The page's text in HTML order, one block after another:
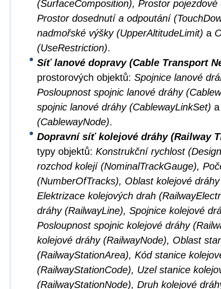
(SurfaceComposition), Prostor
Prostor dosednutí a odpoutání
nadmořské výšky (UpperAltitudeLimit) a
(UseRestriction).
Síť lanové dopravy (Cable Transport
prostorových objektů: Spojnice lanové
Posloupnost spojnic lanové dráhy
spojnic lanové dráhy (CablewayLinkSet)
(CablewayNode).
Dopravní síť kolejové dráhy (Railway
typy objektů: Konstrukční rychlost
rozchod kolejí (NominalTrackGauge),
(NumberOfTracks), Oblast kolejové
Elektrizace kolejových drah
dráhy (RailwayLine), Spojnice kolejové
Posloupnost spojnic kolejové dráhy
kolejové dráhy (RailwayNode), Oblast
(RailwayStationArea), Kód stanice
(RailwayStationCode), Uzel stanice
(RailwayStationNode), Druh kolejové